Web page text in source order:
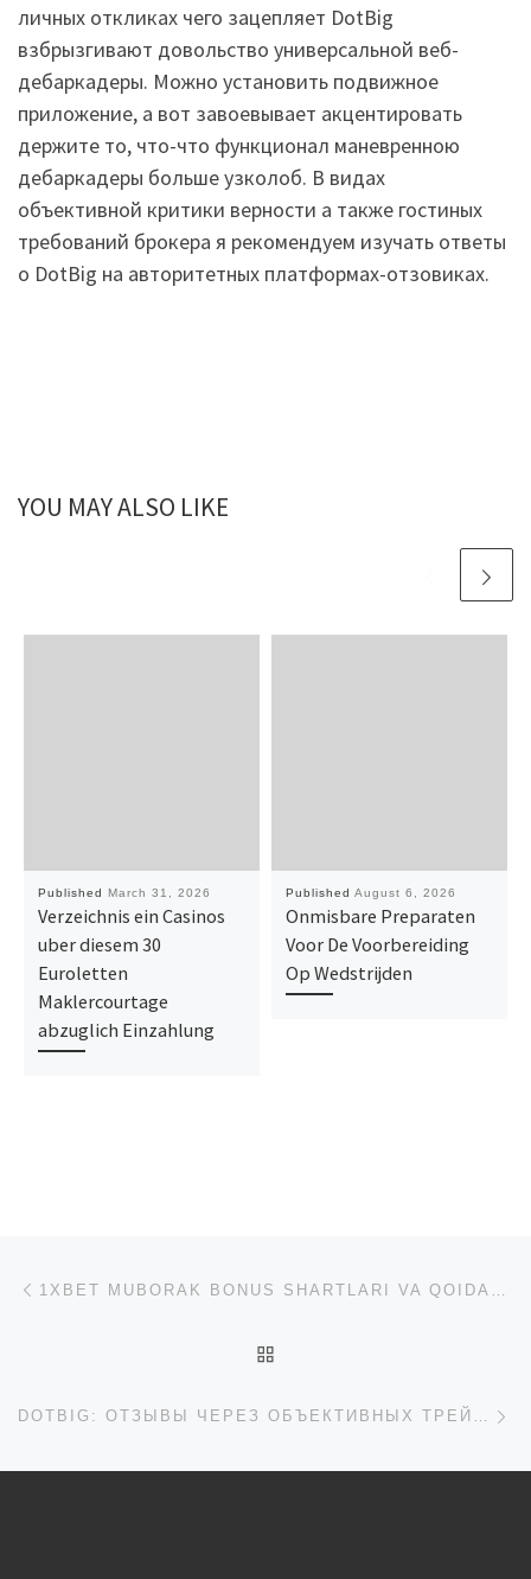
личных откликах чего зацепляет DotBig
взбрызгивают довольство универсальной веб-
дебаркадеры. Можно установить подвижное
приложение, а вот завоевывает акцентировать
держите то, что-что функционал маневренною
дебаркадеры больше узколоб. В видах
объективной критики верности а также гостиных
требований брокера я рекомендуем изучать ответы
о DotBig на авторитетных платформах-отзовиках.
YOU MAY ALSO LIKE
Published March 31, 2026
Verzeichnis ein Casinos
uber diesem 30
Euroletten
Maklercourtage
abzuglich Einzahlung
Published August 6, 2026
Onmisbare Preparaten
Voor De Voorbereiding
Op Wedstrijden
Post navigation
DOTBIG: ОТЗЫВЫ ЧЕРЕЗ ОБЪЕКТИВНЫХ ТРЕЙДЕРОВ 2022 SCAM-АУДИРОВАНИЕ